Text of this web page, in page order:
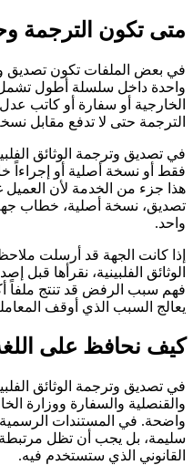
متى تكون الترجمة
في بعض الملفات تكون تصديق
واحدة داخل سلسلة أطول تشمل
الخارجية أو سفارة أو كاتب
الترجمة حتى لا تدفع مقابل
في تصديق وترجمة الوثائق
فقط أو نسخة أصلية أو إجراءاً
هذا جزء من الخدمة لأن العميل
تصديق، نسخة أصلية، خطاب
واحد.
إذا كانت الجهة قد أرسلت
الوثائق الفلبينية، نقرأها قبل
فهم سبب الرفض قد تنتج ملفاً
يعالج السبب الذي أوقف
كيف نحافظ على
في تصديق وترجمة الوثائق
والقنصلية والسفارة ووزارة
واضحة. في المستندات الرسمية
سليمة، بل يجب أن تظل مرتبطة
القانوني الذي ستستخدم فيه.